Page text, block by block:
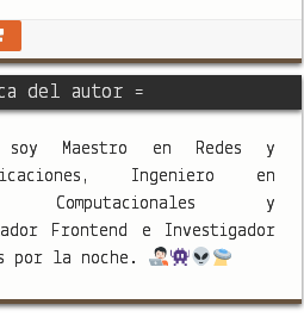
del autor =
Maestro en Redes y
Ingeniero en
Computacionales y
Frontend e Investigador
por la noche.